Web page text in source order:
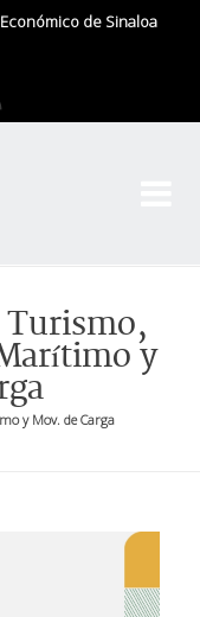
de Sinaloa
Turismo,
y
y Mov. de Carga